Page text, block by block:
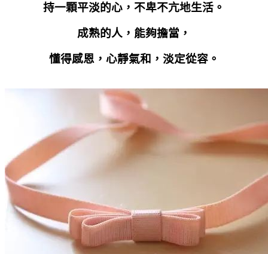
持一顆平淡的心，不卑不亢地生活。
成熟的人，能夠擔當，
懂得感恩，心靜氣和，淡定從容。